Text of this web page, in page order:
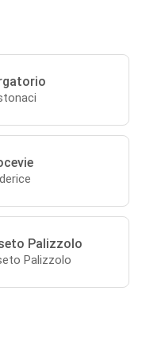
Palizzolo
Palizzolo